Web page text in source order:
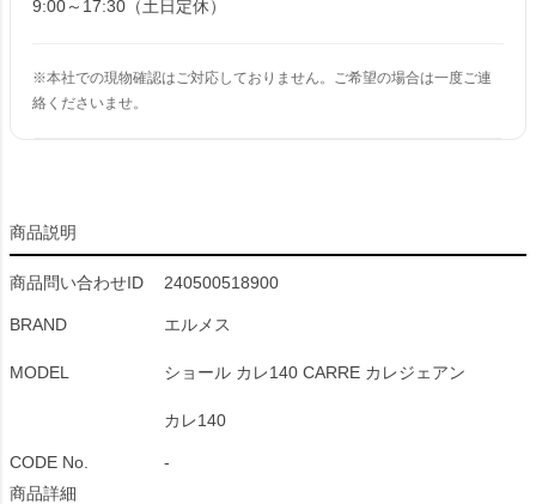
9:00～17:30（土日定休）
※本社での現物確認はご対応しておりません。ご希望の場合は一度ご連
絡くださいませ。
商品説明
商品問い合わせID 240500518900
BRAND エルメス
MODEL ショール カレ140 CARRE カレジェアン
カレ140
CODE No.
-
商品詳細